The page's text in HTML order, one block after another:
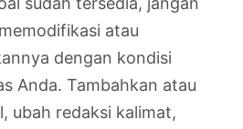
atau
dengan kondisi
Anda. Tambahkan atau
ubah redaksi kalimat,